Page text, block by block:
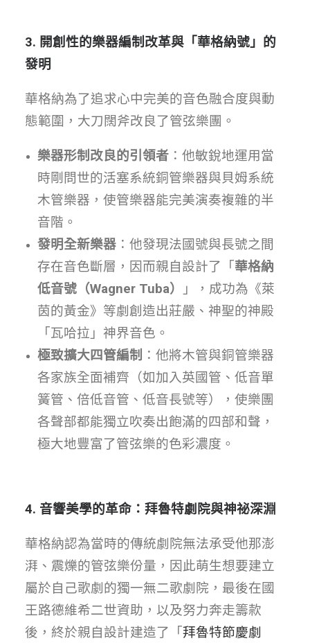
3. 開創性的樂器編制改革與「華格納號」的
發明
華格納為了追求心中完美的音色融合度與動
態範圍，大刀闊斧改良了管弦樂團。
樂器形制改良的引領者 ：他敏銳地運用當
時剛問世的活塞系統銅管樂器與貝姆系統
木管樂器，使管樂器能完美演奏複雜的半
音階。
發明全新樂器 ：他發現法國號與長號之間
存在音色斷層，因而親自設計了「 華格納
低音號（Wagner Tuba）
」，成功為《萊
茵的黃金》等劇創造出莊嚴、神聖的神殿
「瓦哈拉」神界音色。
極致擴大四管編制 ：他將木管與銅管樂器
各家族全面補齊（如加入英國管、低音單
簧管、倍低音管、低音長號等），使樂團
各聲部都能獨立吹奏出飽滿的四部和聲，
極大地豐富了管弦樂的色彩濃度。
4. 音響美學的革命：拜魯特劇院與神祕深淵
華格納認為當時的傳統劇院無法承受他那澎
湃、震爍的管弦樂份量，因此萌生想要建立
屬於自己歌劇的獨一無二歌劇院，最後在國
王路德維希二世資助，以及努力奔走籌款
後，終於親自設計建造了「 拜魯特節慶劇